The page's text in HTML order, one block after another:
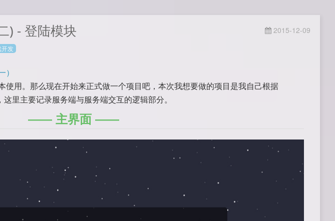
2015-12-09
) - 登陆模块
开发
用。那么现在开始来正式做一个项目吧，本次我想要做的项目是我自己根据
里主要记录服务端与服务端交互的逻辑部分。
主界面